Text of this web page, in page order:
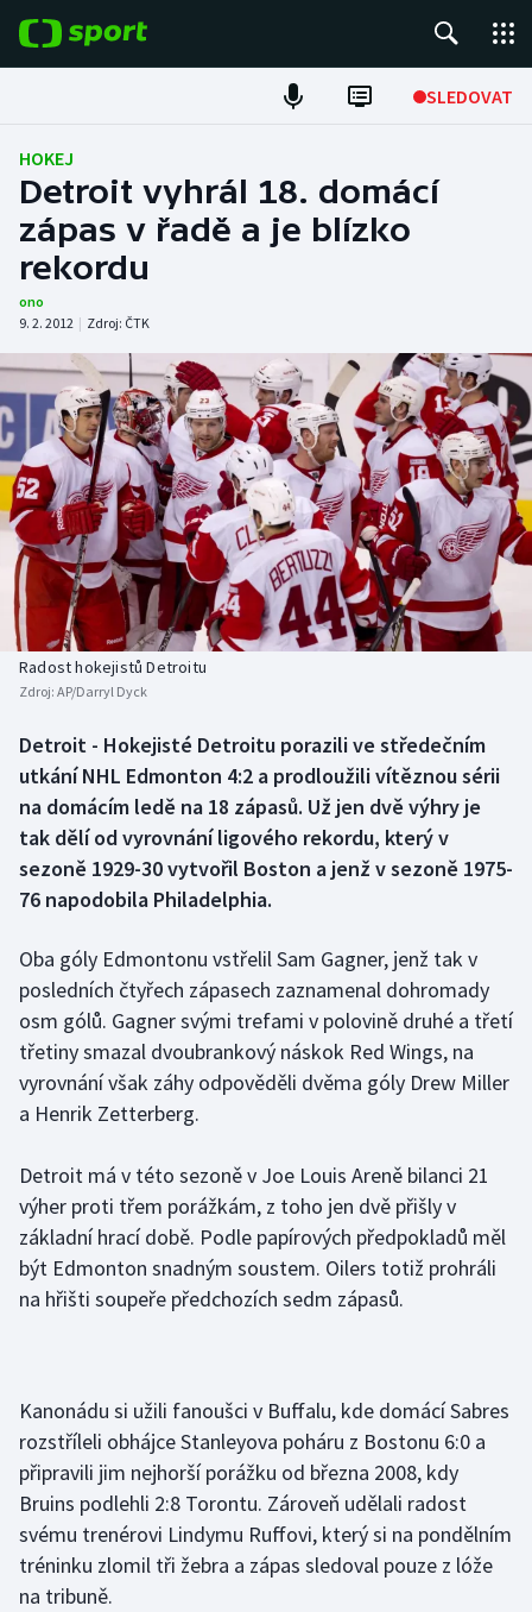
SLEDOVAT
Fotbal
Hokej
Tenis
Atletika
Cyklistika
DALŠÍ SPORTY
Americký fotbal
Baseball a softbal
Basketbal
Biatlon
Box
Curling
Dostihy
Florbal
Futsal
Golf
Gymnastika
Házená
Jezdectví
Judo
Lezení
Lyže a snowboard
Moderní pětiboj
Motorsport
NEPŘEHLÉDNĚTE
Soutěže
Historické návraty
Aplikace ČT sport
HOKEJ
Detroit vyhrál 18. domácí
zápas v řadě a je blízko
rekordu
ono
9. 2. 2012 | Zdroj: ČTK
Radost hokejistů Detroitu
Zdroj: AP/Darryl Dyck
Detroit - Hokejisté Detroitu porazili ve středečním
utkání NHL Edmonton 4:2 a prodloužili vítěznou sérii
na domácím ledě na 18 zápasů. Už jen dvě výhry je
tak dělí od vyrovnání ligového rekordu, který v
sezoně 1929-30 vytvořil Boston a jenž v sezoně 1975-
76 napodobila Philadelphia.
Oba góly Edmontonu vstřelil Sam Gagner, jenž tak v
posledních čtyřech zápasech zaznamenal dohromady
osm gólů. Gagner svými trefami v polovině druhé a třetí
třetiny smazal dvoubrankový náskok Red Wings, na
vyrovnání však záhy odpověděli dvěma góly Drew Miller
a Henrik Zetterberg.
Detroit má v této sezoně v Joe Louis Areně bilanci 21
výher proti třem porážkám, z toho jen dvě přišly v
základní hrací době. Podle papírových předpokladů měl
být Edmonton snadným soustem. Oilers totiž prohráli
na hřišti soupeře předchozích sedm zápasů.
Kanonádu si užili fanoušci v Buffalu, kde domácí Sabres
rozstříleli obhájce Stanleyova poháru z Bostonu 6:0 a
připravili jim nejhorší porážku od března 2008, kdy
Bruins podlehli 2:8 Torontu. Zároveň udělali radost
svému trenérovi Lindymu Ruffovi, který si na pondělním
tréninku zlomil tři žebra a zápas sledoval pouze z lóže
na tribuně.